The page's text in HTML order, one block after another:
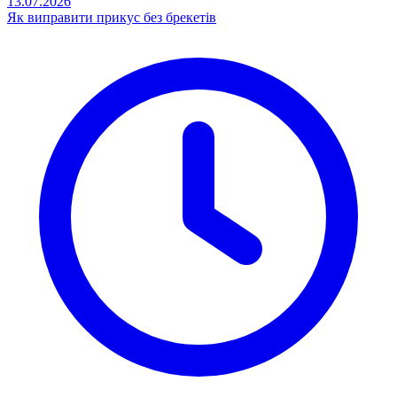
Як виправити прикус без брекетів